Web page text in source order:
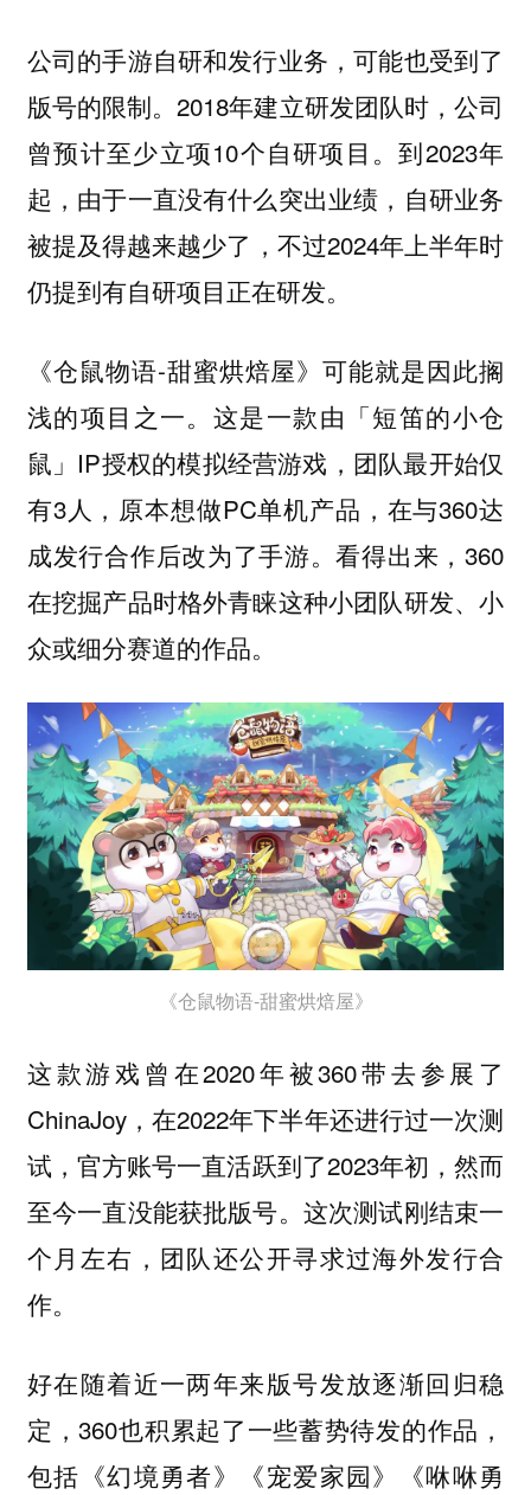
公司的手游自研和发行业务，可能也受到了
版号的限制。2018年建立研发团队时，公司
曾预计至少立项10个自研项目。到2023年
起，由于一直没有什么突出业绩，自研业务
被提及得越来越少了，不过2024年上半年时
仍提到有自研项目正在研发。
《仓鼠物语-甜蜜烘焙屋》可能就是因此搁
浅的项目之一。这是一款由「短笛的小仓
鼠」IP授权的模拟经营游戏，团队最开始仅
有3人，原本想做PC单机产品，在与360达
成发行合作后改为了手游。看得出来，360
在挖掘产品时格外青睐这种小团队研发、小
众或细分赛道的作品。
《仓鼠物语-甜蜜烘焙屋》
这款游戏曾在2020年被360带去参展了
ChinaJoy，在2022年下半年还进行过一次测
试，官方账号一直活跃到了2023年初，然而
至今一直没能获批版号。这次测试刚结束一
个月左右，团队还公开寻求过海外发行合
作。
好在随着近一两年来版号发放逐渐回归稳
定，360也积累起了一些蓄势待发的作品，
包括《幻境勇者》《宠爱家园》《咻咻勇